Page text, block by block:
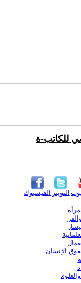
للكاتب-ة
الفيسبوك التويتر
الإنسان